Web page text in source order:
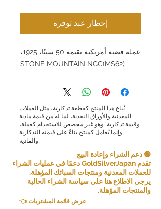
إخطار عند توفره
عملة فضية أمريكية بقيمة 50 سنتًا، 1925،
STONE MOUNTAIN NGC(MS62)
يُباع هذا المنتج كقطعة تذكارية، مثل العملات
المعدنية والأوراق النقدية، لما له من قيمة مادية
وقيمة تذكارية. وهو غير مخصص للاستخدام كعملة،
وإنما يُعامل كمنتج بناءً على قيمته التذكارية
🟢 دعم الشراء وإعادة البيع
تقدم GoldSilverJapan دعمًا في عمليات الشراء
للعملات المعدنية ومنتجات السبائك المؤهلة.
يرجى الاطلاع هنا على سياسة الشراء الحالية
والمنتجات المؤهلة.
👈 عرض قائمة المشتريات